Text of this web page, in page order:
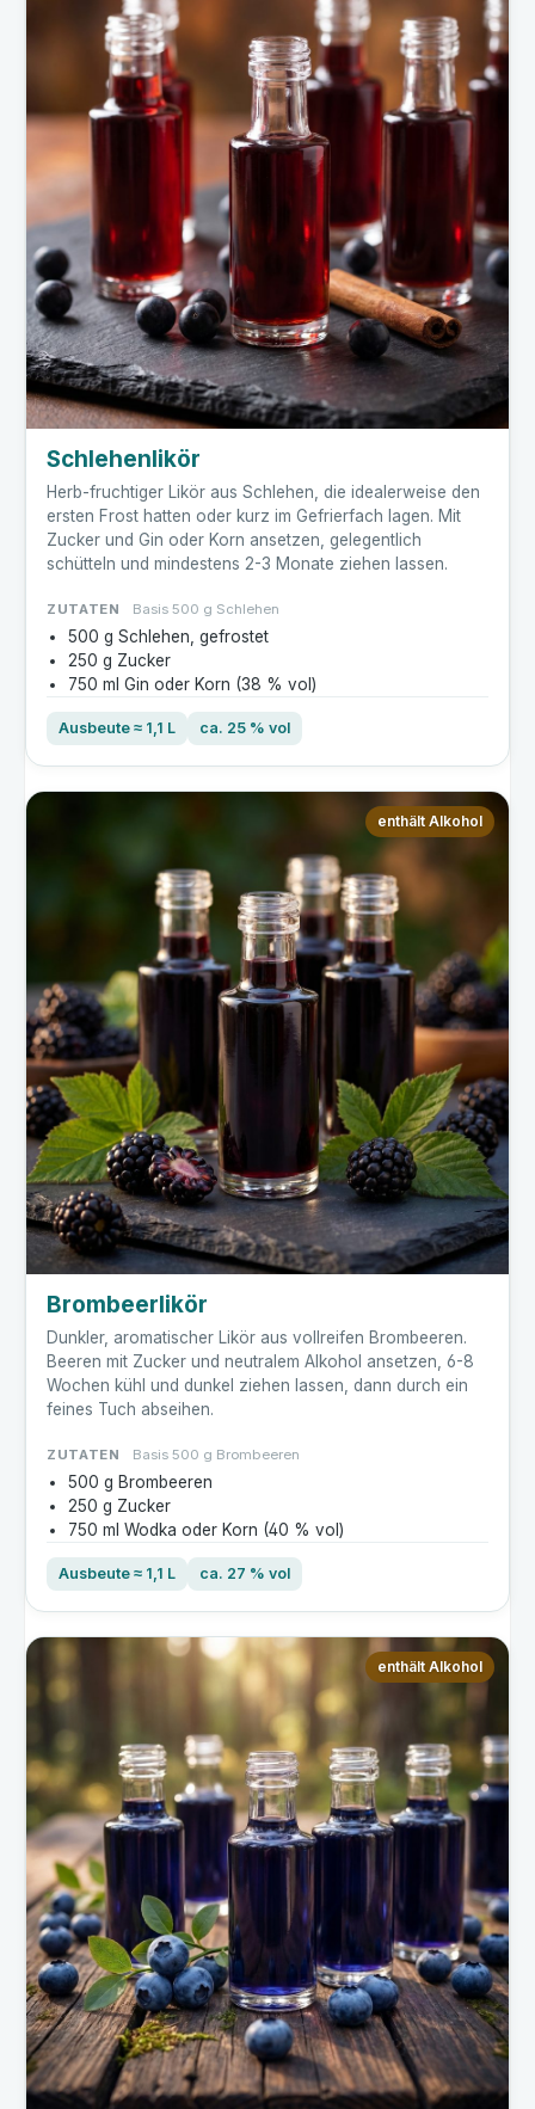
Schlehenlikör
Herb-fruchtiger Likör aus Schlehen, die idealerweise den
ersten Frost hatten oder kurz im Gefrierfach lagen. Mit
Zucker und Gin oder Korn ansetzen, gelegentlich
schütteln und mindestens 2-3 Monate ziehen lassen.
ZUTATEN Basis 500 g Schlehen
500 g Schlehen, gefrostet
250 g Zucker
750 ml Gin oder Korn (38 % vol)
Ausbeute ≈ 1,1 L ca. 25 % vol
enthält Alkohol
Brombeerlikör
Dunkler, aromatischer Likör aus vollreifen Brombeeren.
Beeren mit Zucker und neutralem Alkohol ansetzen, 6-8
Wochen kühl und dunkel ziehen lassen, dann durch ein
feines Tuch abseihen.
ZUTATEN Basis 500 g Brombeeren
500 g Brombeeren
250 g Zucker
750 ml Wodka oder Korn (40 % vol)
Ausbeute ≈ 1,1 L ca. 27 % vol
enthält Alkohol